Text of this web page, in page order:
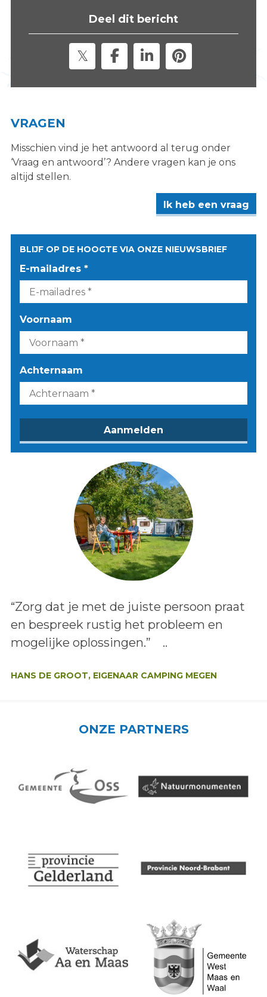
Deel dit bericht
VRAGEN
Misschien vind je het antwoord al terug onder
‘Vraag en antwoord’? Andere vragen kan je ons
altijd stellen.
Ik heb een vraag
BLIJF OP DE HOOGTE VIA ONZE NIEUWSBRIEF
E-mailadres *
Voornaam
Achternaam
Lees het bericht:
“Zorg dat je met de juiste persoon praat
en bespreek rustig het probleem en
mogelijke oplossingen.” ..
HANS DE GROOT, EIGENAAR CAMPING MEGEN
ONZE PARTNERS